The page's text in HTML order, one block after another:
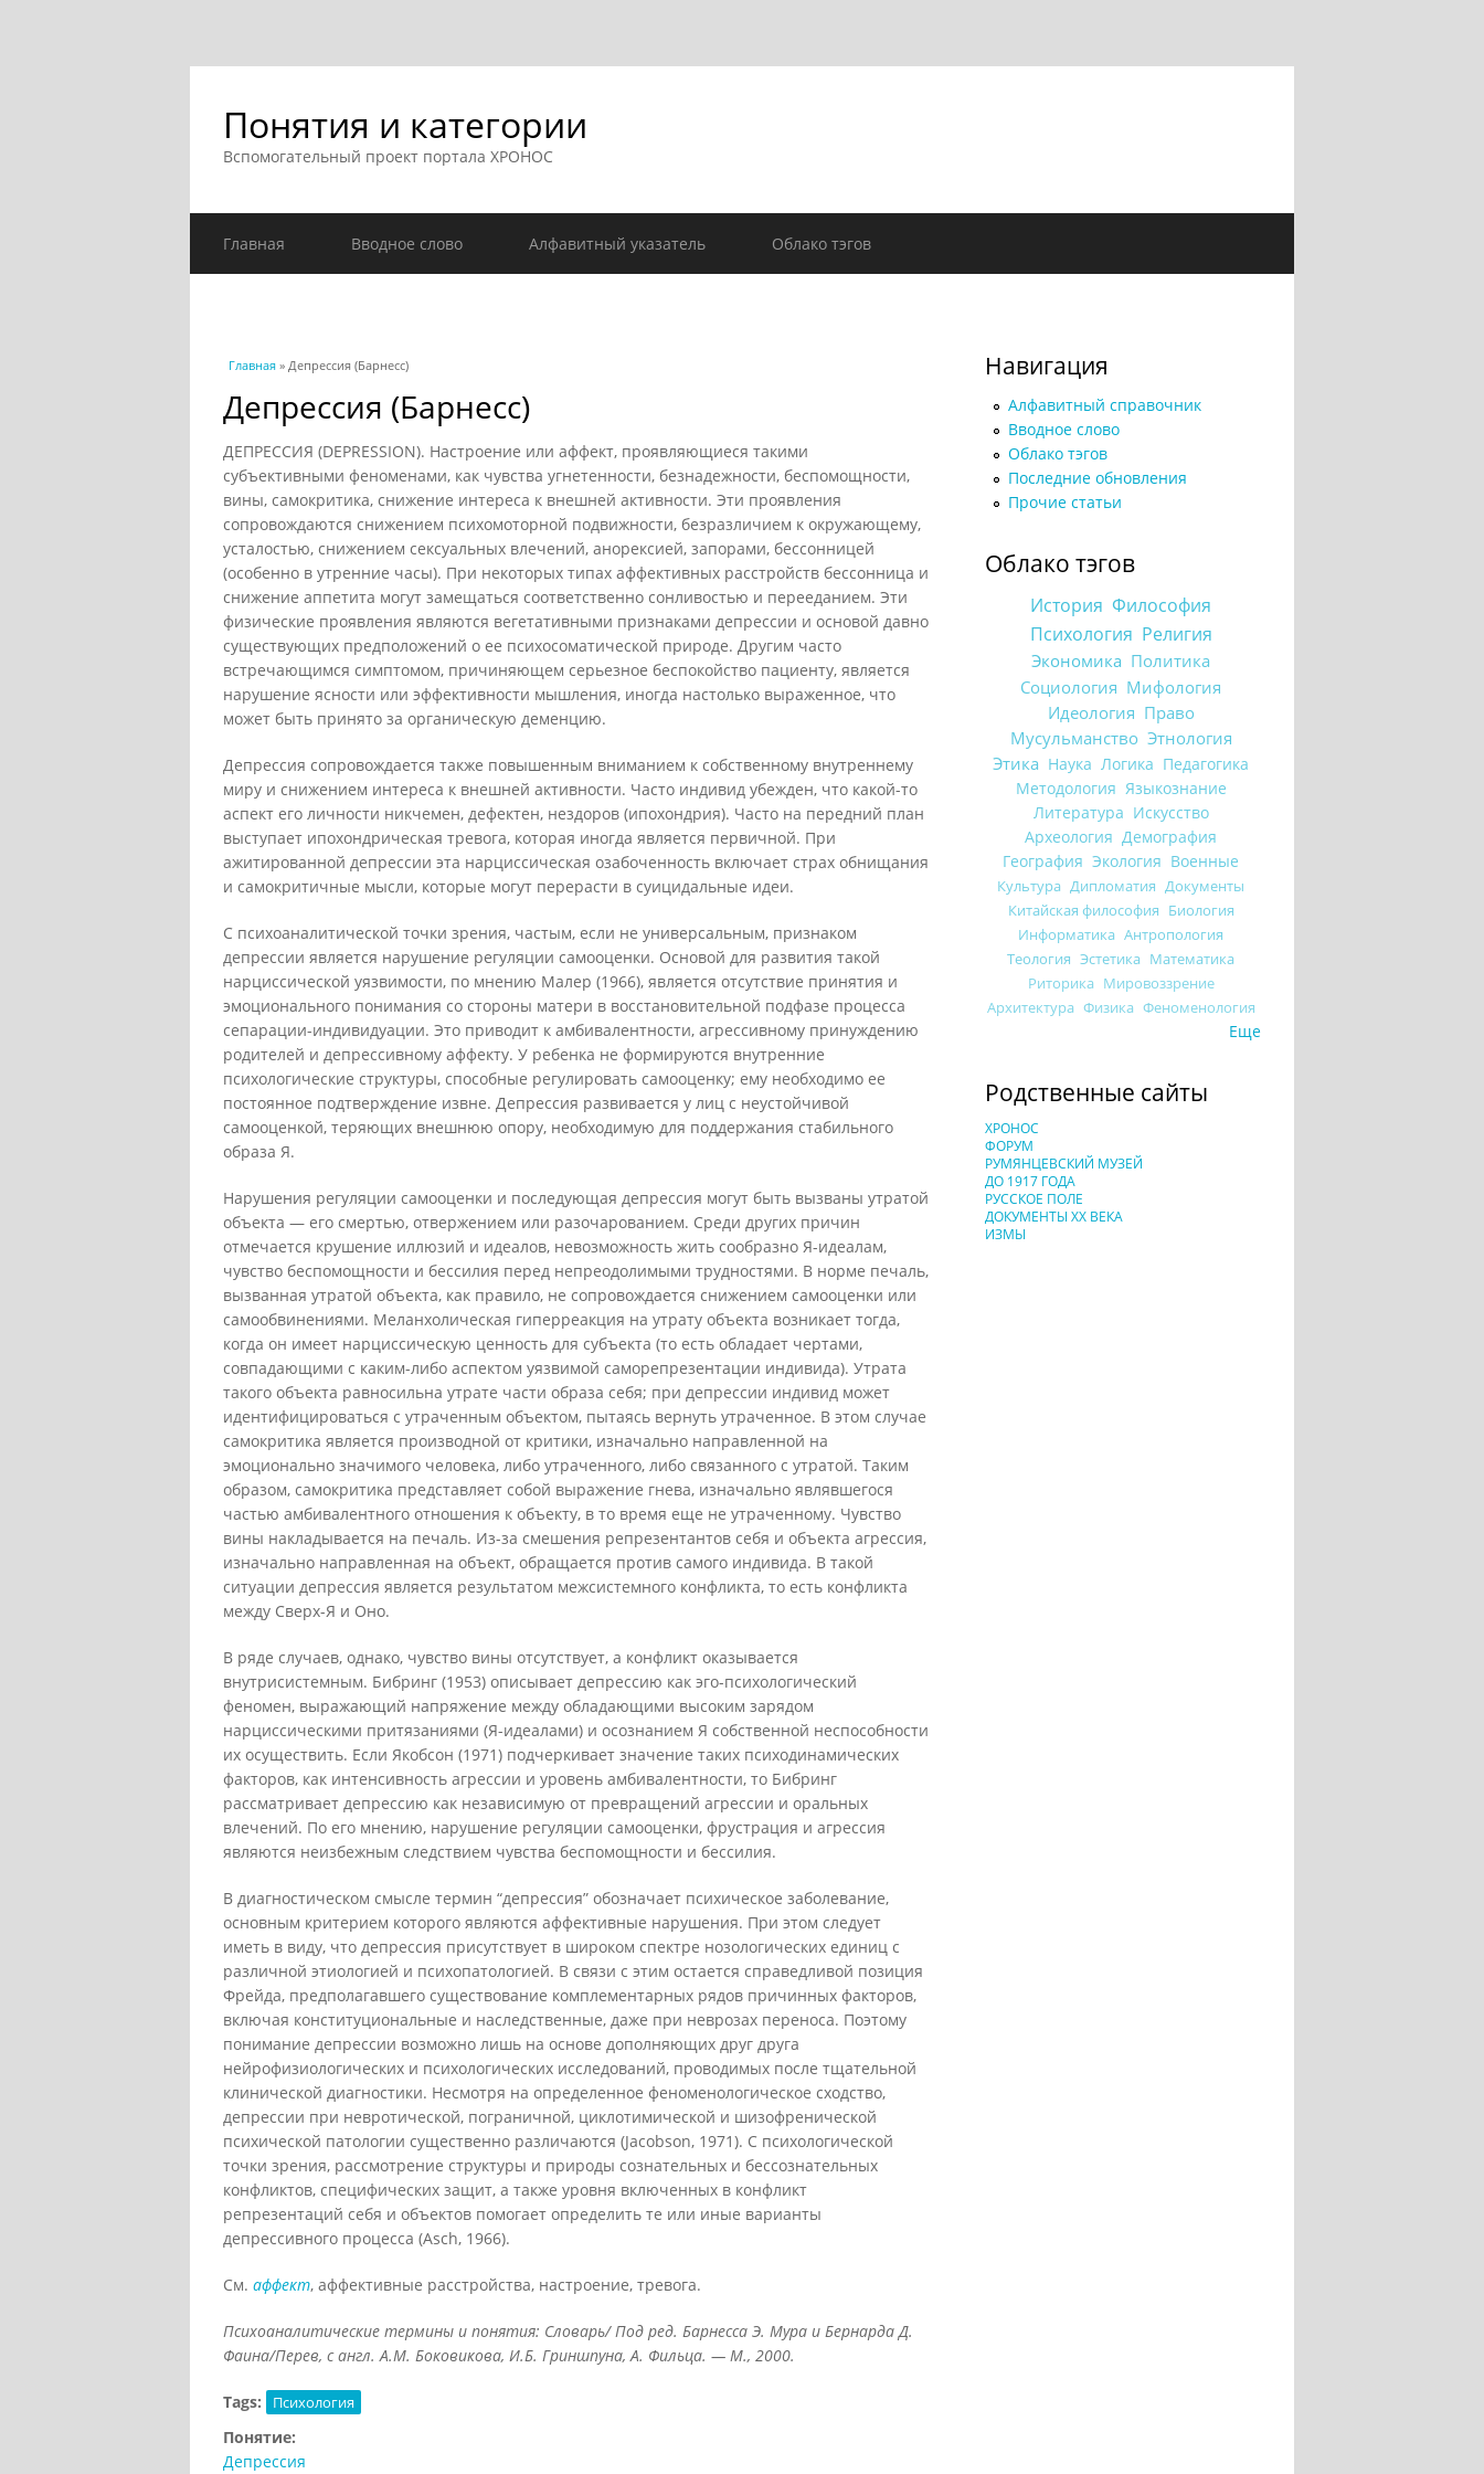
Понятия и категории
Вспомогательный проект портала ХРОНОС
Главная Вводное слово Алфавитный указатель Облако тэгов
Вы здесь
Главная » Депрессия (Барнесс)
Депрессия (Барнесс)
ДЕПРЕССИЯ (DEPRESSION). Настроение или аффект, проявляющиеся такими
субъективными феноменами, как чувства угнетенности, безнадежности, беспомощности,
вины, самокритика, снижение интереса к внешней активности. Эти проявления
сопровождаются снижением психомоторной подвижности, безразличием к окружающему,
усталостью, снижением сексуальных влечений, анорексией, запорами, бессонницей
(особенно в утренние часы). При некоторых типах аффективных расстройств бессонница и
снижение аппетита могут замещаться соответственно сонливостью и перееданием. Эти
физические проявления являются вегетативными признаками депрессии и основой давно
существующих предположений о ее психосоматической природе. Другим часто
встречающимся симптомом, причиняющем серьезное беспокойство пациенту, является
нарушение ясности или эффективности мышления, иногда настолько выраженное, что
может быть принято за органическую деменцию.
Депрессия сопровождается также повышенным вниманием к собственному внутреннему
миру и снижением интереса к внешней активности. Часто индивид убежден, что какой-то
аспект его личности никчемен, дефектен, нездоров (ипохондрия). Часто на передний план
выступает ипохондрическая тревога, которая иногда является первичной. При
ажитированной депрессии эта нарциссическая озабоченность включает страх обнищания
и самокритичные мысли, которые могут перерасти в суицидальные идеи.
С психоаналитической точки зрения, частым, если не универсальным, признаком
депрессии является нарушение регуляции самооценки. Основой для развития такой
нарциссической уязвимости, по мнению Малер (1966), является отсутствие принятия и
эмоционального понимания со стороны матери в восстановительной подфазе процесса
сепарации-индивидуации. Это приводит к амбивалентности, агрессивному принуждению
родителей и депрессивному аффекту. У ребенка не формируются внутренние
психологические структуры, способные регулировать самооценку; ему необходимо ее
постоянное подтверждение извне. Депрессия развивается у лиц с неустойчивой
самооценкой, теряющих внешнюю опору, необходимую для поддержания стабильного
образа Я.
Нарушения регуляции самооценки и последующая депрессия могут быть вызваны утратой
объекта — его смертью, отвержением или разочарованием. Среди других причин
отмечается крушение иллюзий и идеалов, невозможность жить сообразно Я-идеалам,
чувство беспомощности и бессилия перед непреодолимыми трудностями. В норме печаль,
вызванная утратой объекта, как правило, не сопровождается снижением самооценки или
самообвинениями. Меланхолическая гиперреакция на утрату объекта возникает тогда,
когда он имеет нарциссическую ценность для субъекта (то есть обладает чертами,
совпадающими с каким-либо аспектом уязвимой саморепрезентации индивида). Утрата
такого объекта равносильна утрате части образа себя; при депрессии индивид может
идентифицироваться с утраченным объектом, пытаясь вернуть утраченное. В этом случае
самокритика является производной от критики, изначально направленной на
эмоционально значимого человека, либо утраченного, либо связанного с утратой. Таким
образом, самокритика представляет собой выражение гнева, изначально являвшегося
частью амбивалентного отношения к объекту, в то время еще не утраченному. Чувство
вины накладывается на печаль. Из-за смешения репрезентантов себя и объекта агрессия,
изначально направленная на объект, обращается против самого индивида. В такой
ситуации депрессия является результатом межсистемного конфликта, то есть конфликта
между Сверх-Я и Оно.
В ряде случаев, однако, чувство вины отсутствует, а конфликт оказывается
внутрисистемным. Бибринг (1953) описывает депрессию как эго-психологический
феномен, выражающий напряжение между обладающими высоким зарядом
нарциссическими притязаниями (Я-идеалами) и осознанием Я собственной неспособности
их осуществить. Если Якобсон (1971) подчеркивает значение таких психодинамических
факторов, как интенсивность агрессии и уровень амбивалентности, то Бибринг
рассматривает депрессию как независимую от превращений агрессии и оральных
влечений. По его мнению, нарушение регуляции самооценки, фрустрация и агрессия
являются неизбежным следствием чувства беспомощности и бессилия.
В диагностическом смысле термин “депрессия” обозначает психическое заболевание,
основным критерием которого являются аффективные нарушения. При этом следует
иметь в виду, что депрессия присутствует в широком спектре нозологических единиц с
различной этиологией и психопатологией. В связи с этим остается справедливой позиция
Фрейда, предполагавшего существование комплементарных рядов причинных факторов,
включая конституциональные и наследственные, даже при неврозах переноса. Поэтому
понимание депрессии возможно лишь на основе дополняющих друг друга
нейрофизиологических и психологических исследований, проводимых после тщательной
клинической диагностики. Несмотря на определенное феноменологическое сходство,
депрессии при невротической, пограничной, циклотимической и шизофренической
психической патологии существенно различаются (Jacobson, 1971). С психологической
точки зрения, рассмотрение структуры и природы сознательных и бессознательных
конфликтов, специфических защит, а также уровня включенных в конфликт
репрезентаций себя и объектов помогает определить те или иные варианты
депрессивного процесса (Asch, 1966).
См. аффект, аффективные расстройства, настроение, тревога.
Психоаналитические термины и понятия: Словарь/ Под ред. Барнесса Э. Мура и Бернарда Д.
Фаина/Перев, с англ. А.М. Боковикова, И.Б. Гриншпуна, А. Фильца. — М., 2000.
Tags: Психология
Понятие:
Депрессия
Навигация
Алфавитный справочник
Вводное слово
Облако тэгов
Последние обновления
Прочие статьи
Облако тэгов
История Философия
Психология Религия
Экономика Политика
Социология Мифология
Идеология Право
Мусульманство Этнология
Этика Наука Логика Педагогика
Методология Языкознание
Литература Искусство
Археология Демография
География Экология Военные
Культура Дипломатия Документы
Китайская философия Биология
Информатика Антропология
Теология Эстетика Математика
Риторика Мировоззрение
Архитектура Физика Феноменология
Еще
Родственные сайты
ХРОНОС
ФОРУМ
РУМЯНЦЕВСКИЙ МУЗЕЙ
ДО 1917 ГОДА
РУССКОЕ ПОЛЕ
ДОКУМЕНТЫ XX ВЕКА
ИЗМЫ